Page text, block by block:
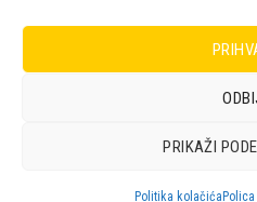
PRIKAŽI
Politika kolačića